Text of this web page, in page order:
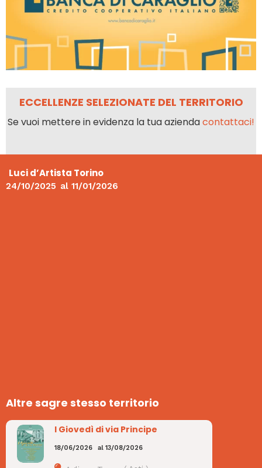
ECCELLENZE SELEZIONATE DEL TERRITORIO
Se vuoi mettere in evidenza la tua aziendacontattaci!
Luci d’Artista Torino
24/10/2025 al 11/01/2026
Altre sagre stesso territorio
I Giovedì di via Principe
18/06/2026 al 13/08/2026